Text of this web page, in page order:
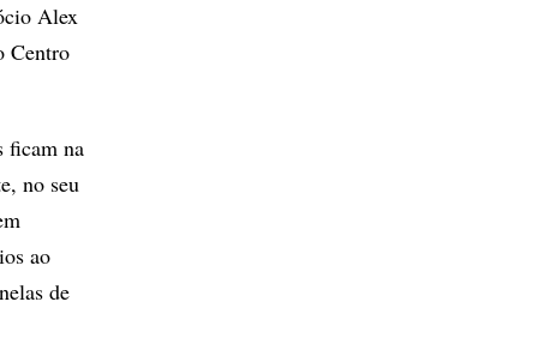
Alex
Centro
ficam na
no seu
ao
de